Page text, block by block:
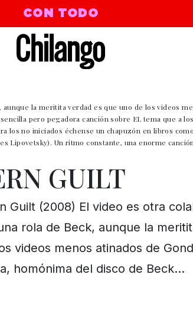
CON TODO
la meritita verdad es que uno de los videos
pero pegadora canción sobre EL tema que a
los no iniciados échense un chapuzón en libros
Lipovetsky). Un ritmo constante, una enorme
GUILT
Guilt (2008) El video es otra
rola de Beck, aunque la
videos menos atinados de
homónima del disco de Beck…